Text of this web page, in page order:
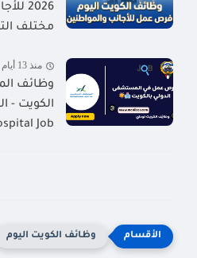
2026
مختلف
منذ 13 أيام
وظائف
Job...
وظائف الكويت اليوم